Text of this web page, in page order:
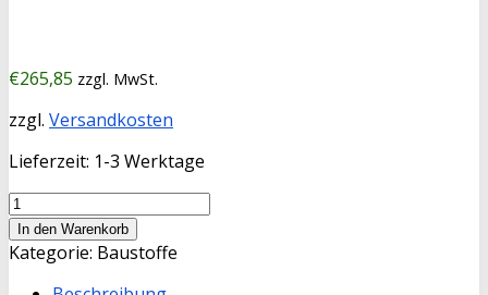
€265,85 zzgl. MwSt.
zzgl. Versandkosten
Lieferzeit: 1-3 Werktage
Mineralgemisch
0-
32mm
In den Warenkorb
Kategorie: Baustoffe